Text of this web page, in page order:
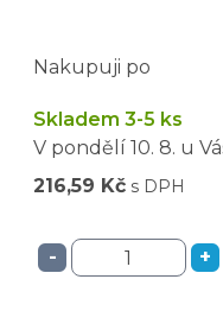
Nakupuji po
Skladem 3-5 ks
V pondělí 10. 8. u
216,59 Kč s DPH
- +